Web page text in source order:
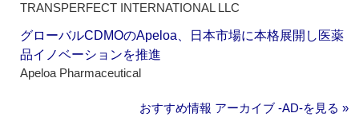
TRANSPERFECT INTERNATIONAL LLC
グローバルCDMOのApeloa、日本市場に本格展開し医薬
品イノベーションを推進
Apeloa Pharmaceutical
おすすめ情報 アーカイブ ‐AD‐を見る »